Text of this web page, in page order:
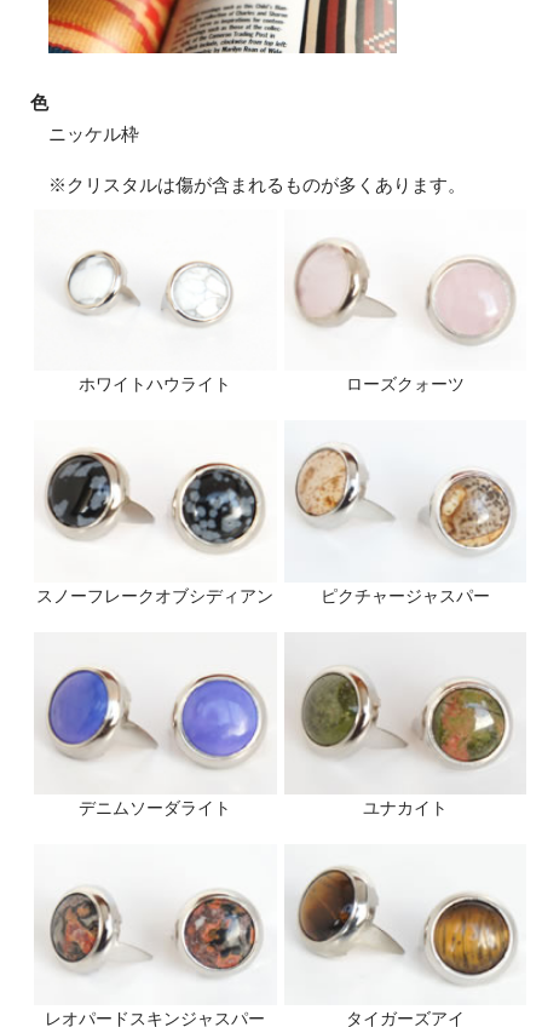
色
ニッケル枠
※クリスタルは傷が含まれるものが多くあります。
ホワイトハウライト ローズクォーツ
スノーフレークオブシディアン ピクチャージャスパー
デニムソーダライト ユナカイト
レオパードスキンジャスパー タイガーズアイ